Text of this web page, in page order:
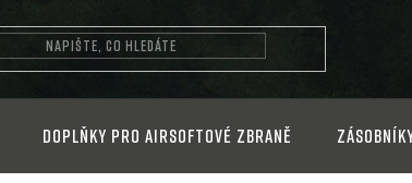
Doplňky pro airsoftové zbraně